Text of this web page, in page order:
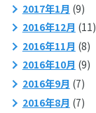
2017年1月 (9)
2016年12月 (11)
2016年11月 (8)
2016年10月 (9)
2016年9月 (7)
2016年8月 (7)